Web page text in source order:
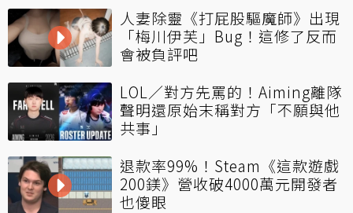
人妻除靈《打屁股驅魔師》出現
「梅川伊芙」Bug！這修了反而
會被負評吧
LOL／對方先罵的！Aiming離隊
聲明還原始末稱對方「不願與他
共事」
退款率99%！Steam《這款遊戲
200鎂》營收破4000萬元開發者
也傻眼